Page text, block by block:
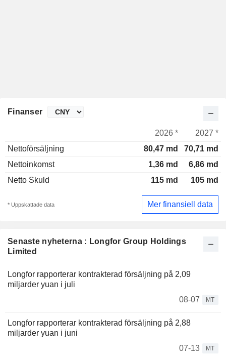
Senaste nyheterna : Longfor Group Holdings
Limited
Longfor rapporterar kontrakterad försäljning på 2,09
miljarder yuan i juli
08-07
MT
Longfor rapporterar kontrakterad försäljning på 2,88
miljarder yuan i juni
07-13
MT
Finanser
2026 *
2027 *
Nettoförsäljning
80,47 md
70,71 md
Nettoinkomst
1,36 md
6,86 md
Netto Skuld
115 md 105 md
* Uppskattade data Mer finansiell data